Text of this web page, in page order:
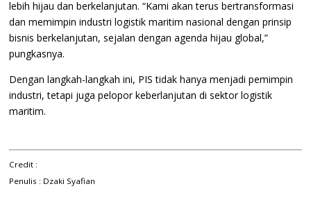
lebih hijau dan berkelanjutan. “Kami akan terus bertransformasi
dan memimpin industri logistik maritim nasional dengan prinsip
bisnis berkelanjutan, sejalan dengan agenda hijau global,”
pungkasnya.
Dengan langkah-langkah ini, PIS tidak hanya menjadi pemimpin
industri, tetapi juga pelopor keberlanjutan di sektor logistik
maritim.
Credit :
Penulis : Dzaki Syafian